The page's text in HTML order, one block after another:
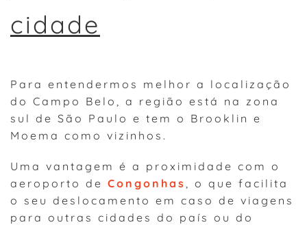
cidade
Para entendermos melhor a localização
do Campo Belo, a região está na zona
sul de São Paulo e tem o Brooklin e
Moema como vizinhos.
Uma vantagem é a proximidade com o
aeroporto de Congonhas, o que facilita
o seu deslocamento em caso de viagens
para outras cidades do país ou do